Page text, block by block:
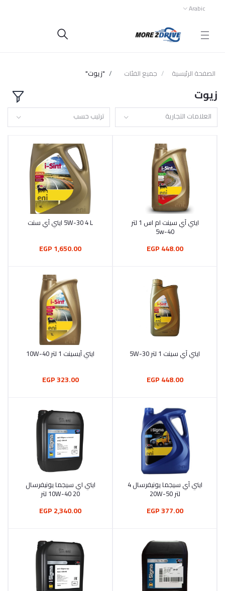
Arabic
الصفحة الرئيسية جميع الفئات "زيوت"
زيوت
العلامات التجارية ترتيب حسب
أضف إلى السلة ايني آي سينت ام اس 1 لتر
5w-40
448.00 EGP
أضف إلى السلة5W-30 4 L ايني آي سنت
1,650.00 EGP
أضف إلى السلة
ايني آي سينت 1 لتر 5W-30
448.00 EGP
أضف إلى السلة
ايني آيسينت 1 لتر 10W-40
323.00 EGP
أضف إلى السلة ايني آي سيجما يونيفرسال 4
لتر 20W-50
377.00 EGP
أضف إلى السلة
ايني اي سيجما يونيفرسال
10W-40 20 لتر
2,340.00 EGP